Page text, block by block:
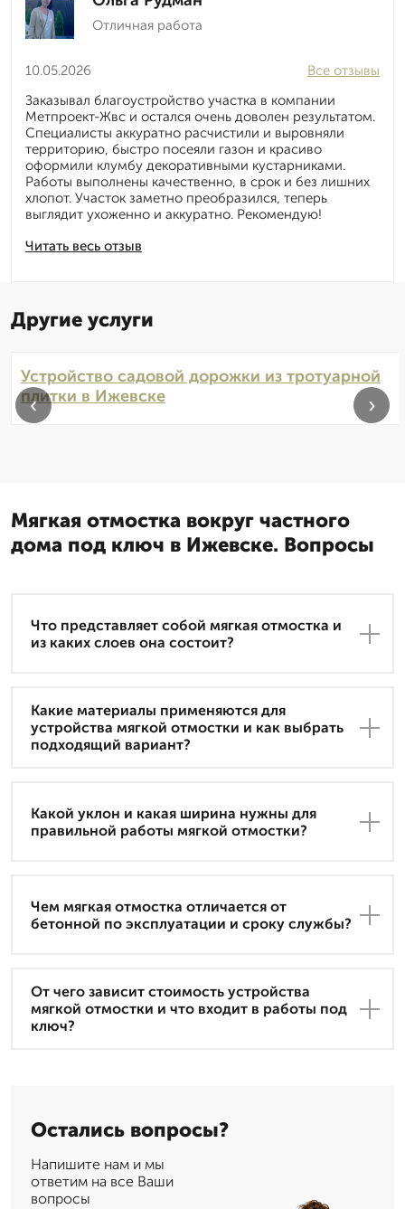
Отличная работа
10.05.2026
Читать весь отзыв
Все отзывы
Заказывал благоустройство участка в компании
Метпроект-Жвс и остался очень доволен результатом.
Специалисты аккуратно расчистили и выровняли
территорию, быстро посеяли газон и красиво
оформили клумбу декоративными кустарниками.
Работы выполнены качественно, в срок и без лишних
хлопот. Участок заметно преобразился, теперь
выглядит ухоженно и аккуратно. Рекомендую!
Другие услуги
Устройство садовой дорожки из тротуарной
плитки в Ижевске
‹ ›
Мягкая отмостка вокруг частного
дома под ключ в Ижевске. Вопросы
Что представляет собой мягкая отмостка и
из каких слоев она состоит?
Какие материалы применяются для
устройства мягкой отмостки и как выбрать
подходящий вариант?
Какой уклон и какая ширина нужны для
правильной работы мягкой отмостки?
Чем мягкая отмостка отличается от
бетонной по эксплуатации и сроку службы?
От чего зависит стоимость устройства
мягкой отмостки и что входит в работы под
ключ?
Остались вопросы?
Напишите нам и мы
ответим на все Ваши
вопросы